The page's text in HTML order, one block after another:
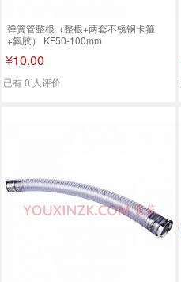
弹簧管整根（整根+两套不锈钢卡箍
+氟胶） KF50-100mm
¥10.00
已有 0 人评价